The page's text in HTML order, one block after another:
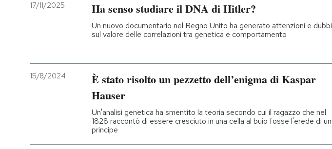
17/11/2025 Ha senso studiare il DNA di Hitler?
Un nuovo documentario nel Regno Unito ha generato attenzioni e dubbi
sul valore delle correlazioni tra genetica e comportamento
15/8/2024
È stato risolto un pezzetto dell’enigma di Kaspar
Hauser
Un'analisi genetica ha smentito la teoria secondo cui il ragazzo che nel
1828 raccontò di essere cresciuto in una cella al buio fosse l'erede di un
principe